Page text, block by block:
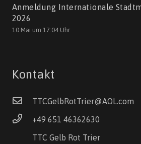
Anmeldung Internationale
2026
10 Mai um 17:04 Uhr
Kontakt
TTCGelbRotTrier@AOL.com
+49 651 46362630
TTC Gelb Rot Trier